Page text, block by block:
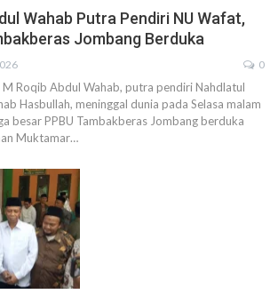
Wahab Putra Pendiri NU Wafat,
Jombang Berduka
0
M Roqib Abdul Wahab, putra pendiri Nahdlatul
Hasbullah, meninggal dunia pada Selasa malam
besar PPBU Tambakberas Jombang berduka
Muktamar…